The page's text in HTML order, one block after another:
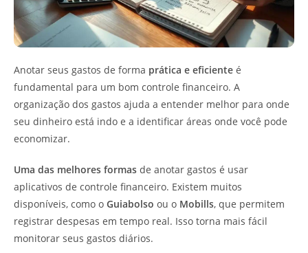
Anotar seus gastos de forma prática e eficiente é
fundamental para um bom controle financeiro. A
organização dos gastos ajuda a entender melhor para onde
seu dinheiro está indo e a identificar áreas onde você pode
economizar.
Uma das melhores formas de anotar gastos é usar
aplicativos de controle financeiro. Existem muitos
disponíveis, como o Guiabolso ou o Mobills, que permitem
registrar despesas em tempo real. Isso torna mais fácil
monitorar seus gastos diários.